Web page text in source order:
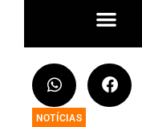
NOTÍCIAS